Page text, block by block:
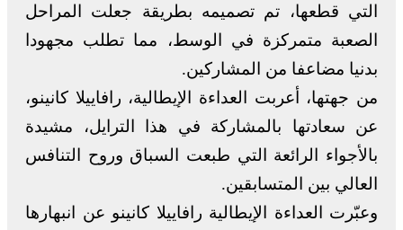
التي قطعها، تم تصميمه بطريقة جعلت المراحل
الصعبة متمركزة في الوسط، مما تطلب مجهودا
بدنيا مضاعفا من المشاركين.
من جهتها، أعربت العداءة الإيطالية، رافاييلا كانينو،
عن سعادتها بالمشاركة في هذا الترايل، مشيدة
بالأجواء الرائعة التي طبعت السباق وروح التنافس
العالي بين المتسابقين.
وعبّرت العداءة الإيطالية رافاييلا كانينو عن انبهارها